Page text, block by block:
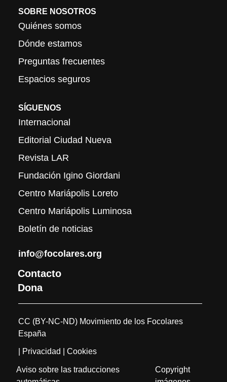
SOBRE NOSOTROS
Quiénes somos
Dónde estamos
Preguntas frecuentes
Espacios seguros
SÍGUENOS
Internacional
Editorial Ciudad Nueva
Revista LAR
Fundación Igino Giordani
Centro Mariápolis Loreto
Centro Mariápolis Luminosa
Boletín de noticias
info@focolares.org
Contacto
Dona
CC (BY-NC-ND) Movimiento de los Focolares
España
| Privacidad | Cookies
Aviso sobre las traducciones
Copyright